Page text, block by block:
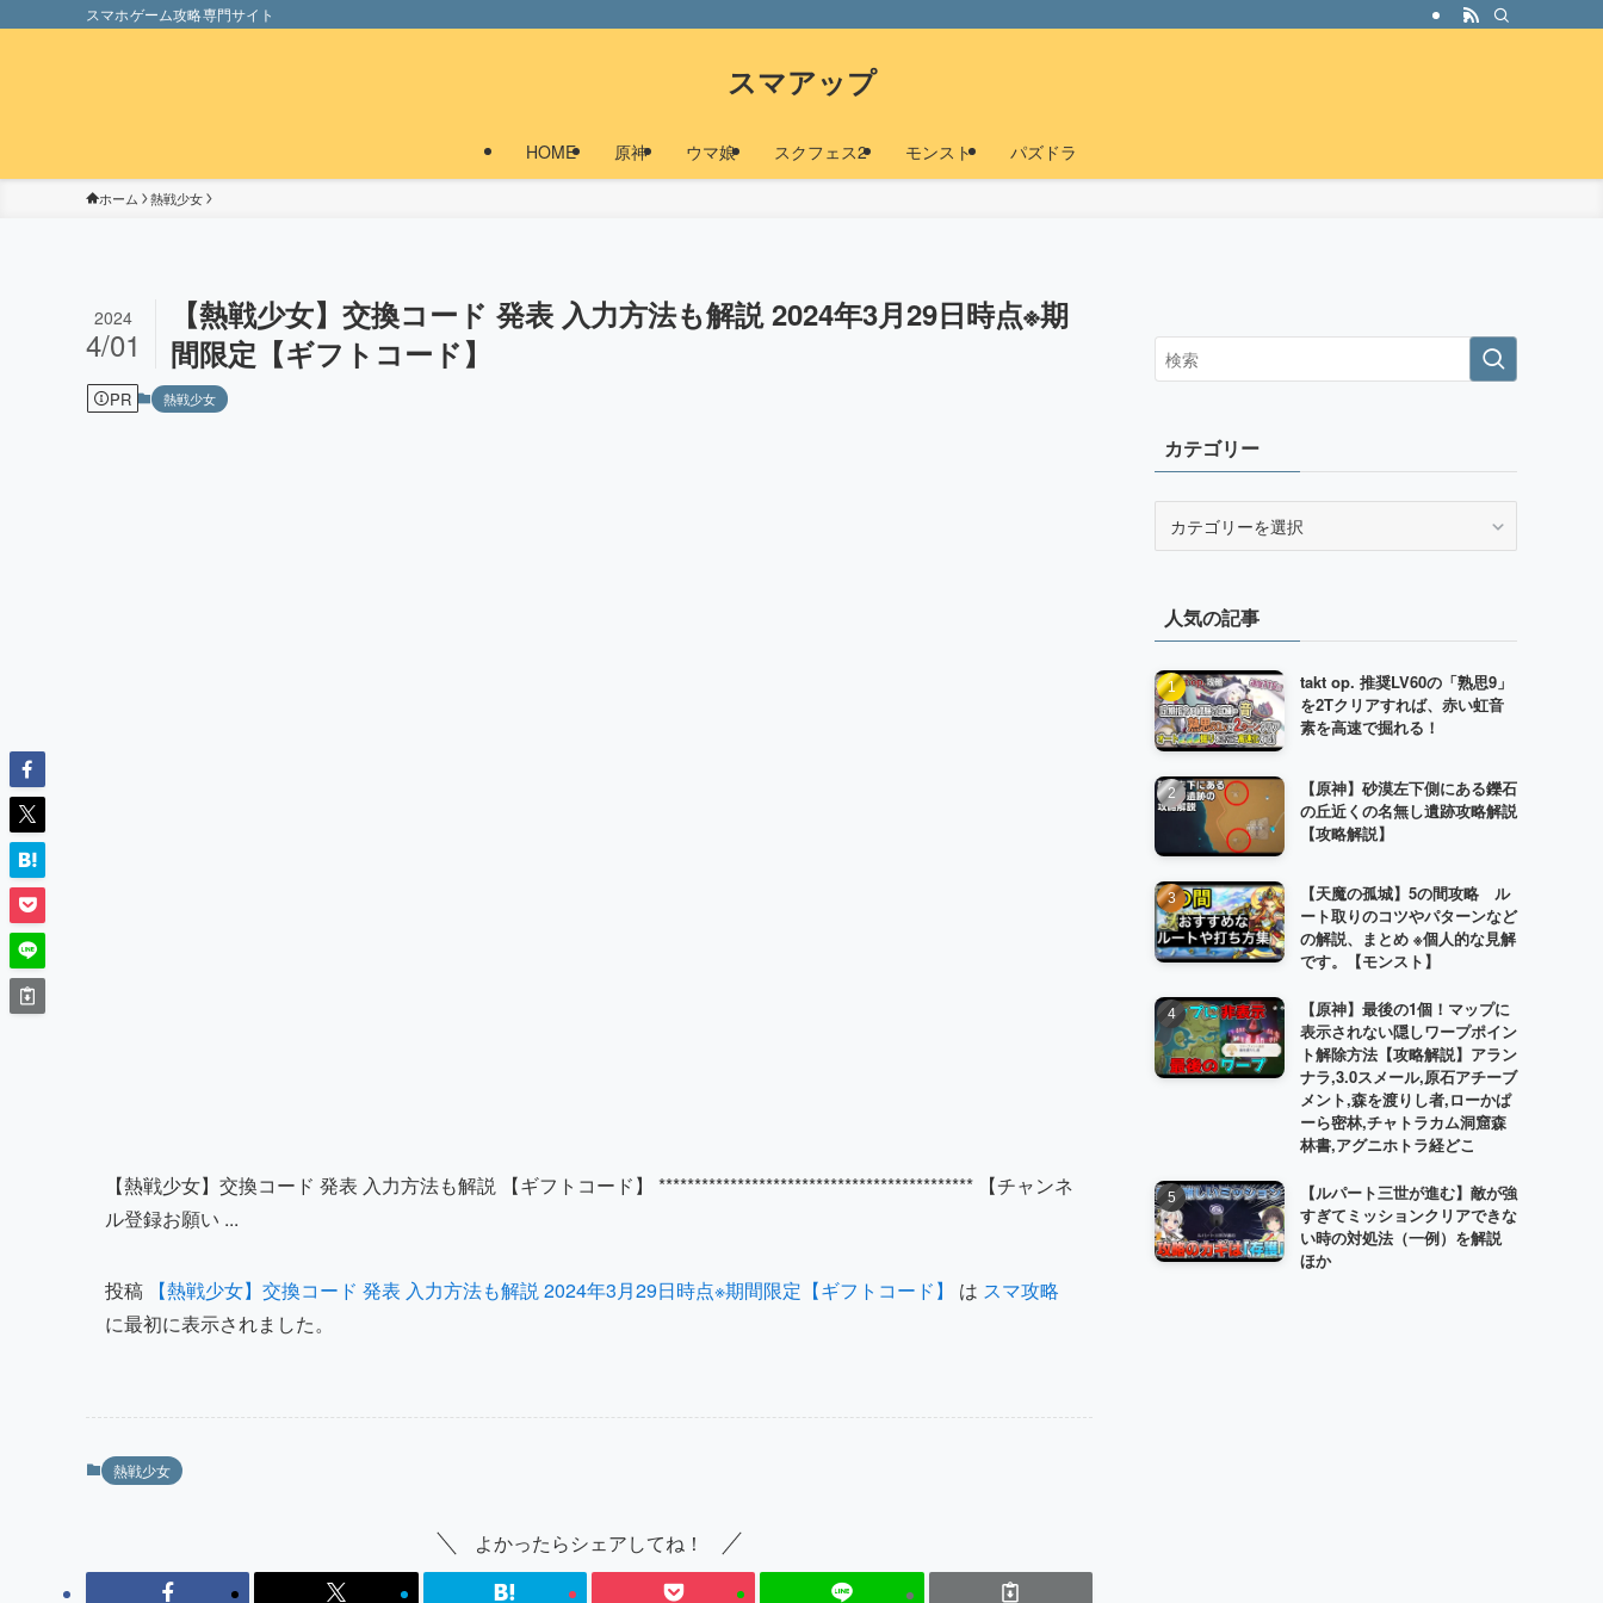
スマホゲーム攻略専門サイト
スマアップ
HOME 原神 ウマ娘 スクフェス2 モンスト パズドラ
ホーム 熱戦少女
【熱戦少女】交換コード 発表 入力方法も解説 2024年3月29日時点※期
間限定【ギフトコード】
2024
4/01
PR 熱戦少女
【熱戦少女】交換コード 発表 入力方法も解説 【ギフトコード】 ******************************************** 【チャンネ
ル登録お願い ...
投稿 【熱戦少女】交換コード 発表 入力方法も解説 2024年3月29日時点※期間限定【ギフトコード】 は スマ攻略
に最初に表示されました。
熱戦少女
よかったらシェアしてね！
カテゴリー
ー人気の記事
takt op. 推奨LV60の「熟思9」
を2Tクリアすれば、赤い虹音
素を高速で掘れる！
【原神】砂漠左下側にある鑠石
の丘近くの名無し遺跡攻略解説
【攻略解説】
【天魔の孤城】5の間攻略 ル
ート取りのコツやパターンなど
の解説、まとめ ※個人的な見解
です。【モンスト】
【原神】最後の1個！マップに
表示されない隠しワープポイン
ト解除方法【攻略解説】アラン
ナラ,3.0スメール,原石アチーブ
メント,森を渡りし者,ローかぱ
ーら密林,チャトラカム洞窟森
林書,アグニホトラ経どこ
【ルパート三世が進む】敵が強
すぎてミッションクリアできな
い時の対処法（一例）を解説
ほか